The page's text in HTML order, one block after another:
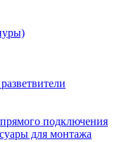
подключения
для монтажа